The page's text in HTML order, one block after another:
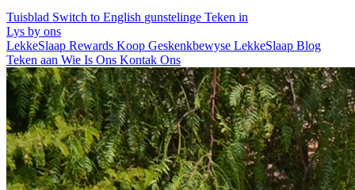
Tuisblad Switch to English gunstelinge Teken in
Lys by ons
LekkeSlaap Rewards Koop Geskenkbewyse LekkeSlaap Blog
Teken aan Wie Is Ons Kontak Ons